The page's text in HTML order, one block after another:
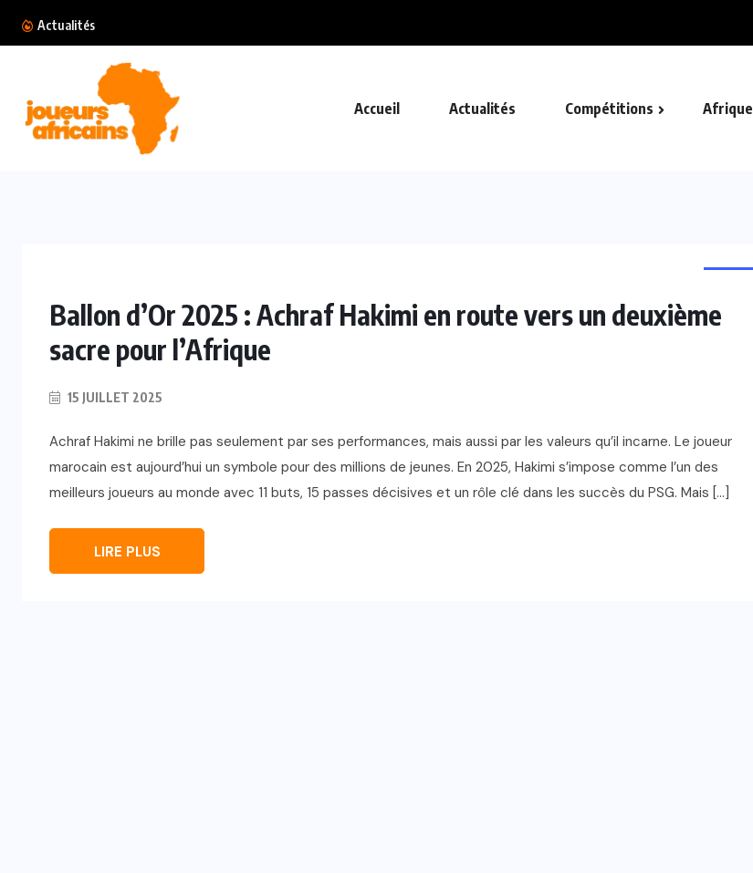
Actualités
Accueil Actualités Compétitions Afrique
Ballon d’Or 2025 : Achraf Hakimi en route vers un deuxième
sacre pour l’Afrique
15 JUILLET 2025
Achraf Hakimi ne brille pas seulement par ses performances, mais aussi par les valeurs qu’il incarne. Le joueur
marocain est aujourd’hui un symbole pour des millions de jeunes. En 2025, Hakimi s’impose comme l’un des
meilleurs joueurs au monde avec 11 buts, 15 passes décisives et un rôle clé dans les succès du PSG. Mais […]
LIRE PLUS